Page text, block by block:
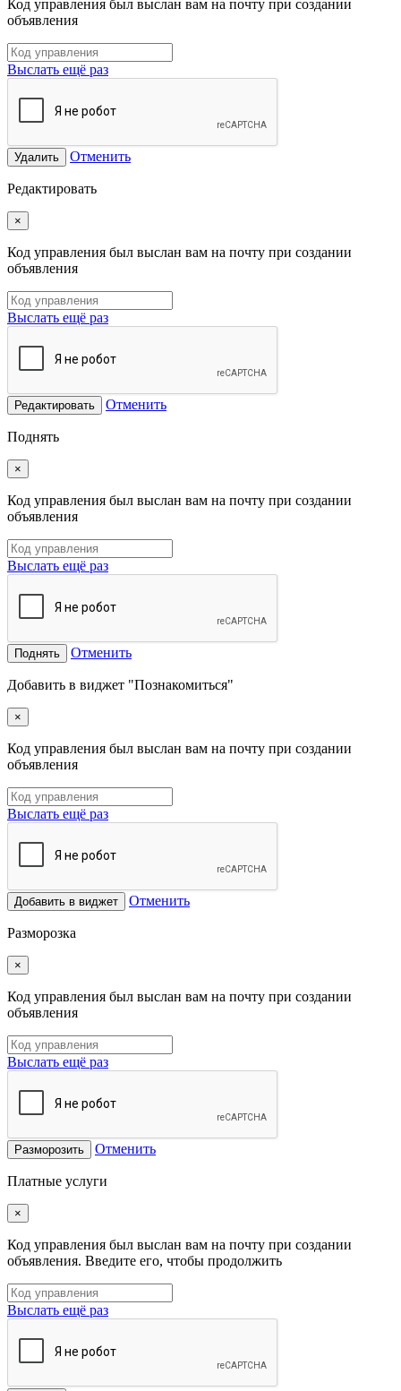
Код управления был выслан вам на почту при создании
объявления
Выслать ещё раз
Удалить Отменить
Редактировать
×
Код управления был выслан вам на почту при создании
объявления
Выслать ещё раз
Редактировать Отменить
Поднять
×
Код управления был выслан вам на почту при создании
объявления
Выслать ещё раз
Поднять Отменить
Добавить в виджет "Познакомиться"
×
Код управления был выслан вам на почту при создании
объявления
Выслать ещё раз
Добавить в виджет Отменить
Разморозка
×
Код управления был выслан вам на почту при создании
объявления
Выслать ещё раз
Разморозить Отменить
Платные услуги
×
Код управления был выслан вам на почту при создании
объявления. Введите его, чтобы продолжить
Выслать ещё раз